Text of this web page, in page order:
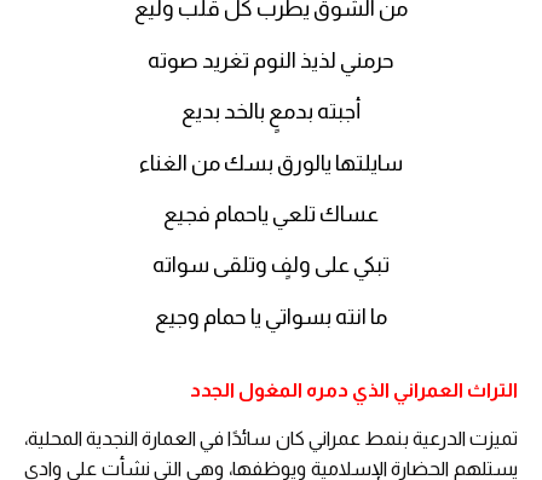
من الشوق يطرب كل قلب وليع
حرمني لذيذ النوم تغريد صوته
أجبته بدمعٍ بالخد بديع
سايلتها يالورق بسك من الغناء
عساك تلعي ياحمام فجيع
تبكي على ولفٍ وتلقى سواته
ما انته بسواتي يا حمام وجيع
التراث العمراني الذي دمره المغول الجدد
تميزت الدرعية بنمط عمراني كان سائدًا في العمارة النجدية المحلية،
يستلهم الحضارة الإسلامية ويوظفها، وهي التي نشأت على وادي